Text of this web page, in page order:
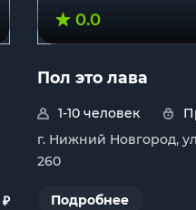
₽
0.0
Пол это лава
1-10 человек
г. Нижний Новгород,
260
Подробнее